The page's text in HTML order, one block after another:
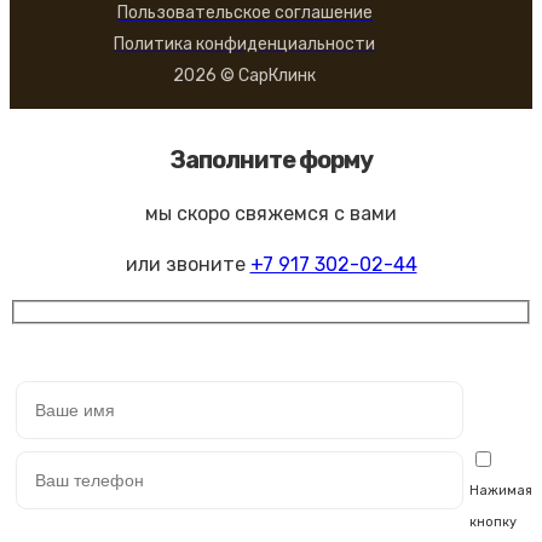
Пользовательское соглашение
Политика конфиденциальности
2026 © СарКлинк
Заполните форму
мы скоро свяжемся с вами
или звоните +7 917 302-02-44
Нажимая
кнопку